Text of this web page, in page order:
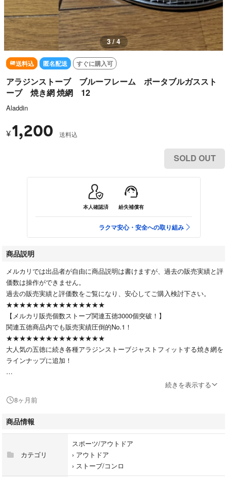
3 / 4
送料込 匿名配送 すぐに購入可
アラジンストーブ ブルーフレーム ポータブルガススト
ーブ 焼き網 焼網 12
Aladdin
¥1,200 送料込
SOLD OUT
本人確認済 紛失補償有
ラクマ安心・安全への取り組み
商品説明
メルカリでは出品者が自由に商品説明は書けますが、過去の販売実績と評
価数は操作ができません。
過去の販売実績と評価数をご覧になり、安心してご購入検討下さい。
★★★★★★★★★★★★★★★
【メルカリ販売個数ストーブ関連五徳3000個突破！】
関連五徳商品内でも販売実績圧倒的No.1！
★★★★★★★★★★★★★★★
大人気の五徳に続き各種アラジンストーブジャストフィットする焼き網を
ラインナップに追加！
トーストを焼いたり、餅を焼いたり様々なシーンに重宝します。
天板を包み込むような設置になりますのでズレて天板から落ちることも無
く安全です。
※ストーブ本体、天板は含みません。焼き網のみの販売になります。
続きを表示する
8ヶ月前
商品情報
カテゴリ
スポーツ/アウトドア
› アウトドア
› ストーブ/コンロ